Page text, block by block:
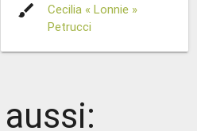
brush
Cecilia « Lonnie »
Petrucci